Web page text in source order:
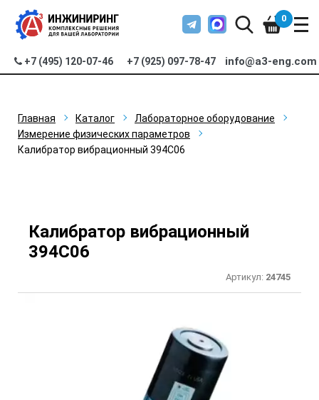
+7 (495) 120-07-46 +7 (925) 097-78-47 info@a3-eng.com
0
Главная Каталог
Лабораторное оборудование
Измерение физических параметров
Калибратор вибрационный 394С06
Калибратор вибрационный
394С06
Артикул: 24745